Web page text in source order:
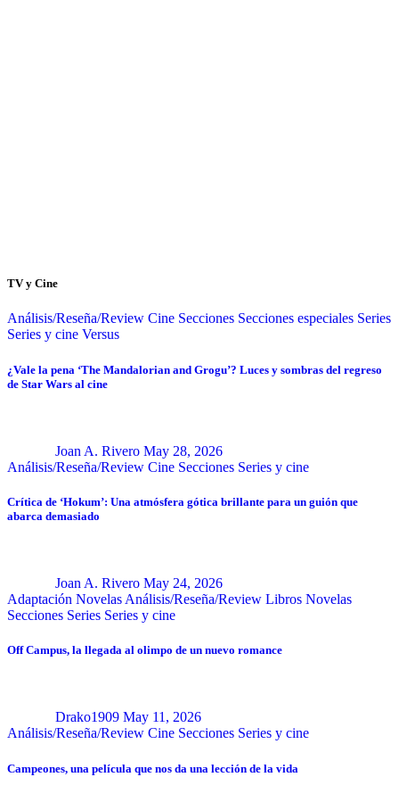
TV y Cine
Análisis/Reseña/Review Cine Secciones Secciones especiales Series
Series y cine Versus
¿Vale la pena ‘The Mandalorian and Grogu’? Luces y sombras del regreso
de Star Wars al cine
Joan A. Rivero May 28, 2026
Análisis/Reseña/Review Cine Secciones Series y cine
Crítica de ‘Hokum’: Una atmósfera gótica brillante para un guión que
abarca demasiado
Joan A. Rivero May 24, 2026
Adaptación Novelas Análisis/Reseña/Review Libros Novelas
Secciones Series Series y cine
Off Campus, la llegada al olimpo de un nuevo romance
Drako1909 May 11, 2026
Análisis/Reseña/Review Cine Secciones Series y cine
Campeones, una película que nos da una lección de la vida